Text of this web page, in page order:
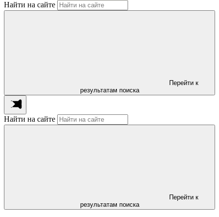
Найти на сайте
Перейти к
результатам поиска
Найти на сайте
Перейти к
результатам поиска